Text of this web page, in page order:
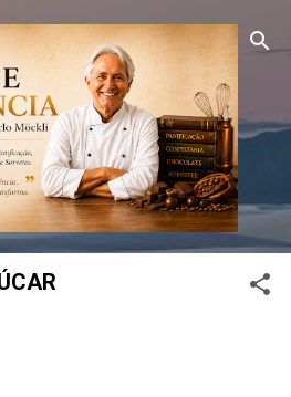
o conteúdo principal